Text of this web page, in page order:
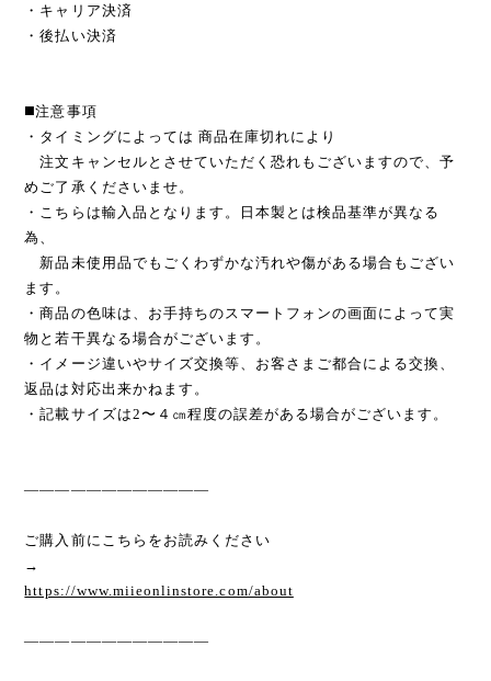
・キャリア決済
・後払い決済
◼️注意事項
・タイミングによっては 商品在庫切れにより
注文キャンセルとさせていただく恐れもございますので、予
めご了承くださいませ。
・こちらは輸入品となります。日本製とは検品基準が異なる
為、
新品未使用品でもごくわずかな汚れや傷がある場合もござい
ます。
・商品の色味は、お手持ちのスマートフォンの画面によって実
物と若干異なる場合がございます。
・イメージ違いやサイズ交換等、お客さまご都合による交換、
返品は対応出来かねます。
・記載サイズは2〜４㎝程度の誤差がある場合がございます。
————————————
ご購入前にこちらをお読みください
→
https://www.miieonlinstore.com/about
————————————